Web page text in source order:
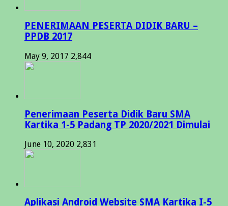
PENERIMAAN PESERTA DIDIK BARU –
PPDB 2017
May 9, 2017 2,844
Penerimaan Peserta Didik Baru SMA
Kartika 1-5 Padang TP 2020/2021 Dimulai
June 10, 2020 2,831
Aplikasi Android Website SMA Kartika I-5